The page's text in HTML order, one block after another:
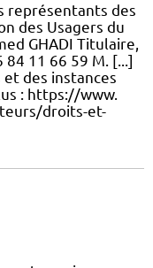
représentants des
des Usagers du
GHADI Titulaire,
84 11 66 59 M. [...]
des instances
: https://www.
droits-et-